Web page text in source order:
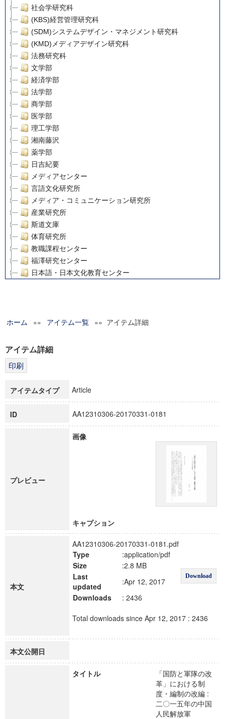
社会学研究科
(KBS)経営管理研究科
(SDM)システムデザイン・マネジメント研究科
(KMD)メディアデザイン研究科
法務研究科
文学部
経済学部
法学部
商学部
医学部
理工学部
湘南藤沢
薬学部
日吉紀要
メディアセンター
言語文化研究所
メディア・コミュニケーション研究所
産業研究所
斯道文庫
体育研究所
教職課程センター
福澤研究センター
日本語・日本文化教育センター
グローバルリサーチインスティテュート
科学研究費補助金研究成果報告書
博士課程教育リーディングプログラム「超成熟社会発展のサ
ホーム »» アイテム一覧 »» アイテム詳細
アイテム詳細
アイテムタイプ Article
ID AA12310306-20170331-0181
プレビュー
画像
キャプション
本文
AA12310306-20170331-0181.pdf
Type
:application/pdf
Download
Size
:2.8 MB
Last
updated
:Apr 12, 2017
Downloads
: 2436
Total downloads since Apr 12, 2017 : 2436
本文公開日
タイトル
「国防と軍隊の改
革」における制
度・編制の改編 :
二〇一五年の中国
人民解放軍